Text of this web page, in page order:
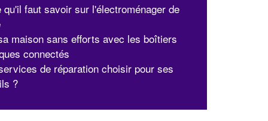
qu'il faut savoir sur l'électroménager de
maison sans efforts avec les boîtiers
connectés
de réparation choisir pour ses
?